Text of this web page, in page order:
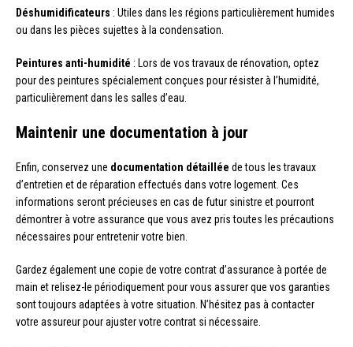
Déshumidificateurs : Utiles dans les régions particulièrement humides
ou dans les pièces sujettes à la condensation.
Peintures anti-humidité : Lors de vos travaux de rénovation, optez
pour des peintures spécialement conçues pour résister à l’humidité,
particulièrement dans les salles d’eau.
Maintenir une documentation à jour
Enfin, conservez une documentation détaillée de tous les travaux
d’entretien et de réparation effectués dans votre logement. Ces
informations seront précieuses en cas de futur sinistre et pourront
démontrer à votre assurance que vous avez pris toutes les précautions
nécessaires pour entretenir votre bien.
Gardez également une copie de votre contrat d’assurance à portée de
main et relisez-le périodiquement pour vous assurer que vos garanties
sont toujours adaptées à votre situation. N’hésitez pas à contacter
votre assureur pour ajuster votre contrat si nécessaire.